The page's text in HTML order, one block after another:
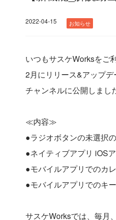
2022-04-15 お知らせ
いつもサスケWorksをご
2月にリリース&アップ
チャンネルに公開しまし
≪内容≫
●ラジオボタンの未選択
●ネイティブアプリ iOS
●モバイルアプリでのカ
●モバイルアプリでのキ
サスケWorksでは、毎月